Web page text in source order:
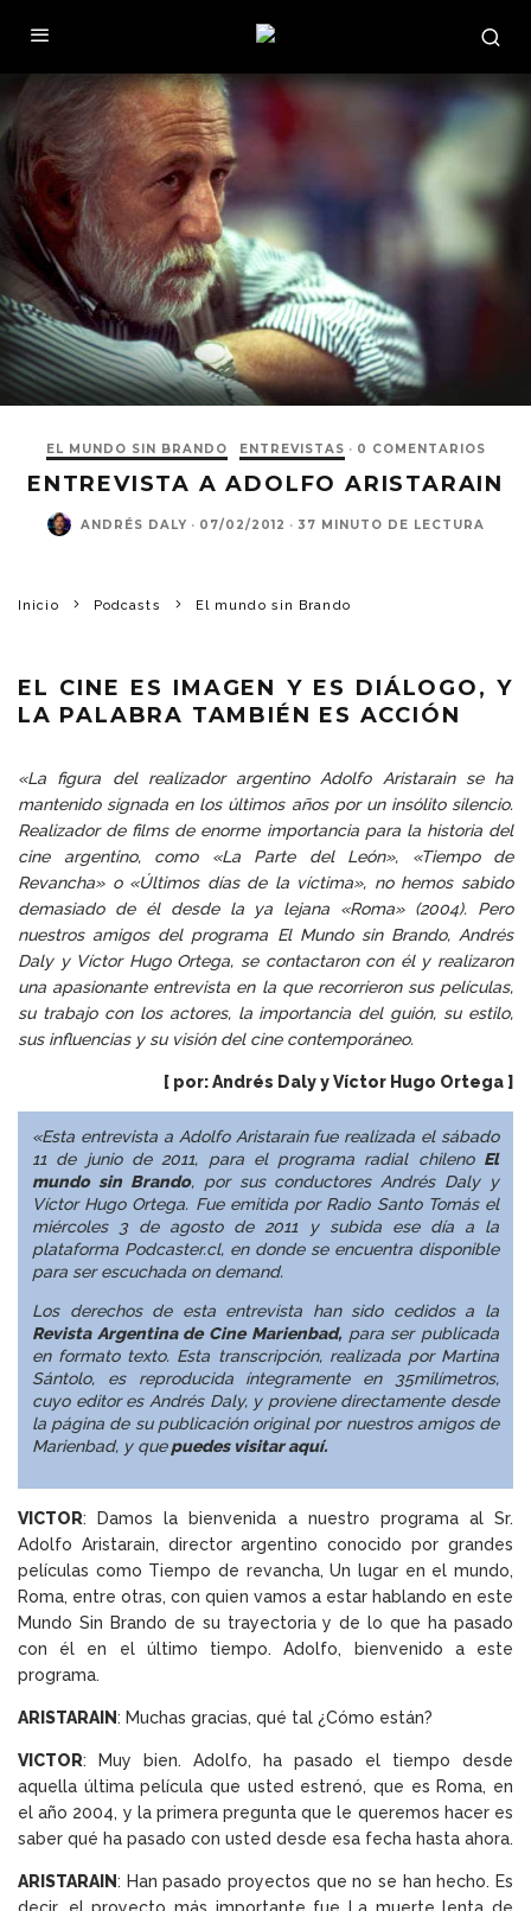
EL MUNDO SIN BRANDO ENTREVISTAS · 0 COMENTARIOS
ENTREVISTA A ADOLFO ARISTARAIN
ANDRÉS DALY · 07/02/2012 · 37 MINUTO DE LECTURA
Inicio Podcasts El mundo sin Brando
EL CINE ES IMAGEN Y ES DIÁLOGO, Y
LA PALABRA TAMBIÉN ES ACCIÓN
«La figura del realizador argentino Adolfo Aristarain se ha
mantenido signada en los últimos años por un insólito silencio.
Realizador de films de enorme importancia para la historia del
cine argentino, como «La Parte del León», «Tiempo de
Revancha» o «Últimos días de la víctima», no hemos sabido
demasiado de él desde la ya lejana «Roma» (2004). Pero
nuestros amigos del programa El Mundo sin Brando, Andrés
Daly y Víctor Hugo Ortega, se contactaron con él y realizaron
una apasionante entrevista en la que recorrieron sus películas,
su trabajo con los actores, la importancia del guión, su estilo,
sus influencias y su visión del cine contemporáneo.
[ por: Andrés Daly y Víctor Hugo Ortega ]
«Esta entrevista a Adolfo Aristarain fue realizada el sábado
11 de junio de 2011, para el programa radial chileno El
mundo sin Brando, por sus conductores Andrés Daly y
Víctor Hugo Ortega. Fue emitida por Radio Santo Tomás el
miércoles 3 de agosto de 2011 y subida ese día a la
plataforma Podcaster.cl, en donde se encuentra disponible
para ser escuchada on demand.
Los derechos de esta entrevista han sido cedidos a la
Revista Argentina de Cine Marienbad,para ser publicada
en formato texto. Esta transcripción, realizada por Martina
Sántolo, es reproducida íntegramente en 35milímetros,
cuyo editor es Andrés Daly, y proviene directamente desde
la página de su publicación original por nuestros amigos de
Marienbad, y que puedes visitar aquí.
VICTOR: Damos la bienvenida a nuestro programa al Sr.
Adolfo Aristarain, director argentino conocido por grandes
películas como Tiempo de revancha, Un lugar en el mundo,
Roma, entre otras, con quien vamos a estar hablando en este
Mundo Sin Brando de su trayectoria y de lo que ha pasado
con él en el último tiempo. Adolfo, bienvenido a este
programa.
ARISTARAIN: Muchas gracias, qué tal ¿Cómo están?
VICTOR: Muy bien. Adolfo, ha pasado el tiempo desde
aquella última película que usted estrenó, que es Roma, en
el año 2004, y la primera pregunta que le queremos hacer es
saber qué ha pasado con usted desde esa fecha hasta ahora.
ARISTARAIN: Han pasado proyectos que no se han hecho. Es